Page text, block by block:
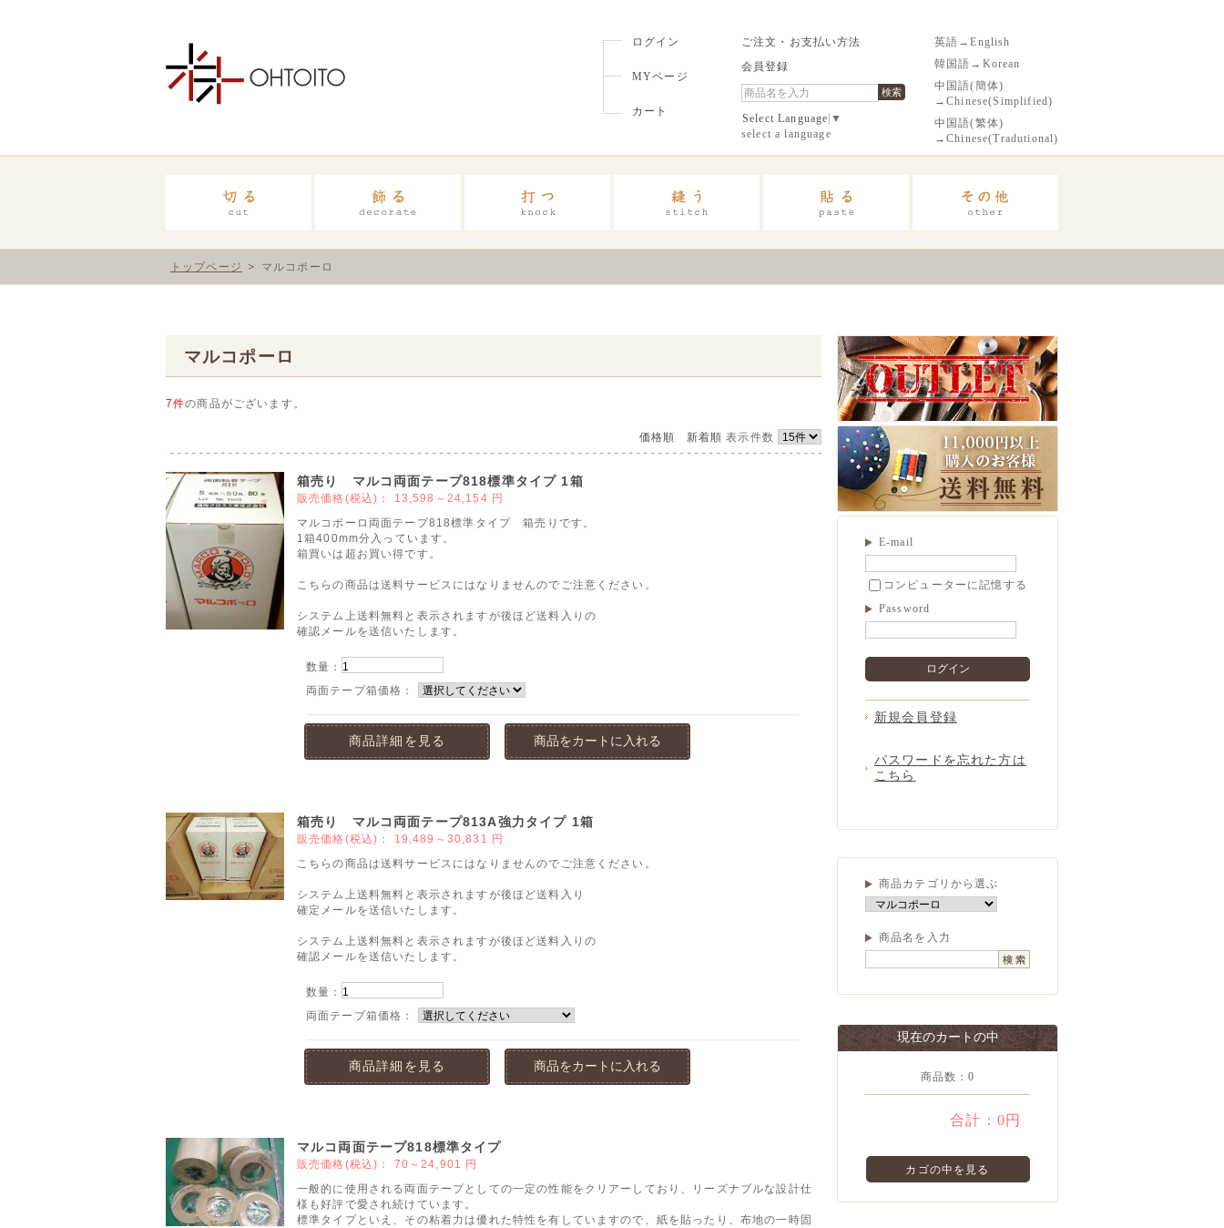
ログイン
MYページ
カート
ご注文・お支払い方法
会員登録
検索
Select Language ▼
select a language
英語→English
韓国語→Korean
中国語(簡体)
→Chinese(Simplified)
中国語(繁体)
→Chinese(Tradutional)
トップページ マルコポーロ
マルコポーロ
7件の商品がございます。
価格順 新着順 表示件数
箱売り マルコ両面テープ818標準タイプ 1箱
販売価格(税込)： 13,598～24,154 円
マルコポーロ両面テープ818標準タイプ 箱売りです。
1箱400mm分入っています。
箱買いは超お買い得です。
こちらの商品は送料サービスにはなりませんのでご注意ください。
システム上送料無料と表示されますが後ほど送料入りの
確認メールを送信いたします。
数量：
両面テープ箱価格：
商品詳細を見る 商品をカートに入れる
箱売り マルコ両面テープ813A強力タイプ 1箱
販売価格(税込)： 19,489～30,831 円
こちらの商品は送料サービスにはなりませんのでご注意ください。
システム上送料無料と表示されますが後ほど送料入り
確定メールを送信いたします。
システム上送料無料と表示されますが後ほど送料入りの
確認メールを送信いたします。
数量：
両面テープ箱価格：
商品詳細を見る 商品をカートに入れる
マルコ両面テープ818標準タイプ
販売価格(税込)： 70～24,901 円
一般的に使用される両面テープとしての一定の性能をクリアーしており、リーズナブルな設計仕
様も好評で愛され続けています。
標準タイプといえ、その粘着力は優れた特性を有していますので、紙を貼ったり、布地の一時固
E-mail
コンピューターに記憶する
Password
ログイン
新規会員登録
パスワードを忘れた方は
こちら
商品カテゴリから選ぶ
商品名を入力
現在のカートの中
商品数：0
合計： 0円
カゴの中を見る